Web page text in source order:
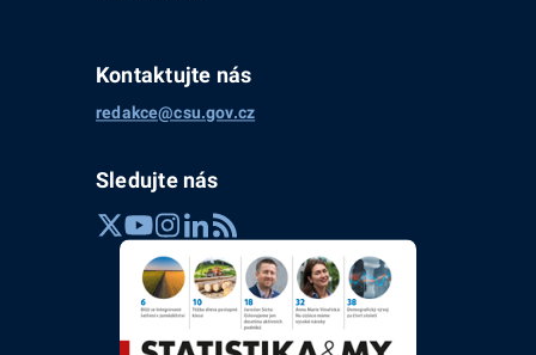
Kontaktujte nás
redakce@csu.gov.cz
Sledujte nás